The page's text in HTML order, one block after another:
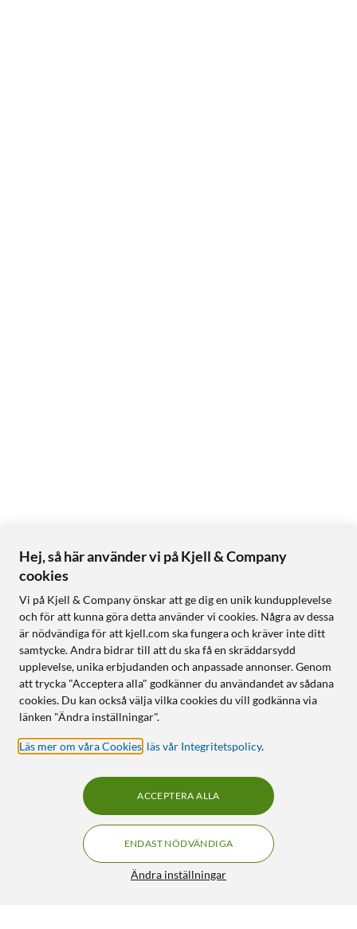
Hej, så här använder vi på Kjell & Company
cookies
Vi på Kjell & Company önskar att ge dig en unik kundupplevelse
och för att kunna göra detta använder vi cookies. Några av dessa
är nödvändiga för att kjell.com ska fungera och kräver inte ditt
samtycke. Andra bidrar till att du ska få en skräddarsydd
upplevelse, unika erbjudanden och anpassade annonser. Genom
att trycka "Acceptera alla" godkänner du användandet av sådana
cookies. Du kan också välja vilka cookies du vill godkänna via
länken "Ändra inställningar".
Läs mer om våra Cookies läs vår Integritetspolicy.
Ändra inställningar
ENDAST NÖDVÄNDIGA
ACCEPTERA ALLA